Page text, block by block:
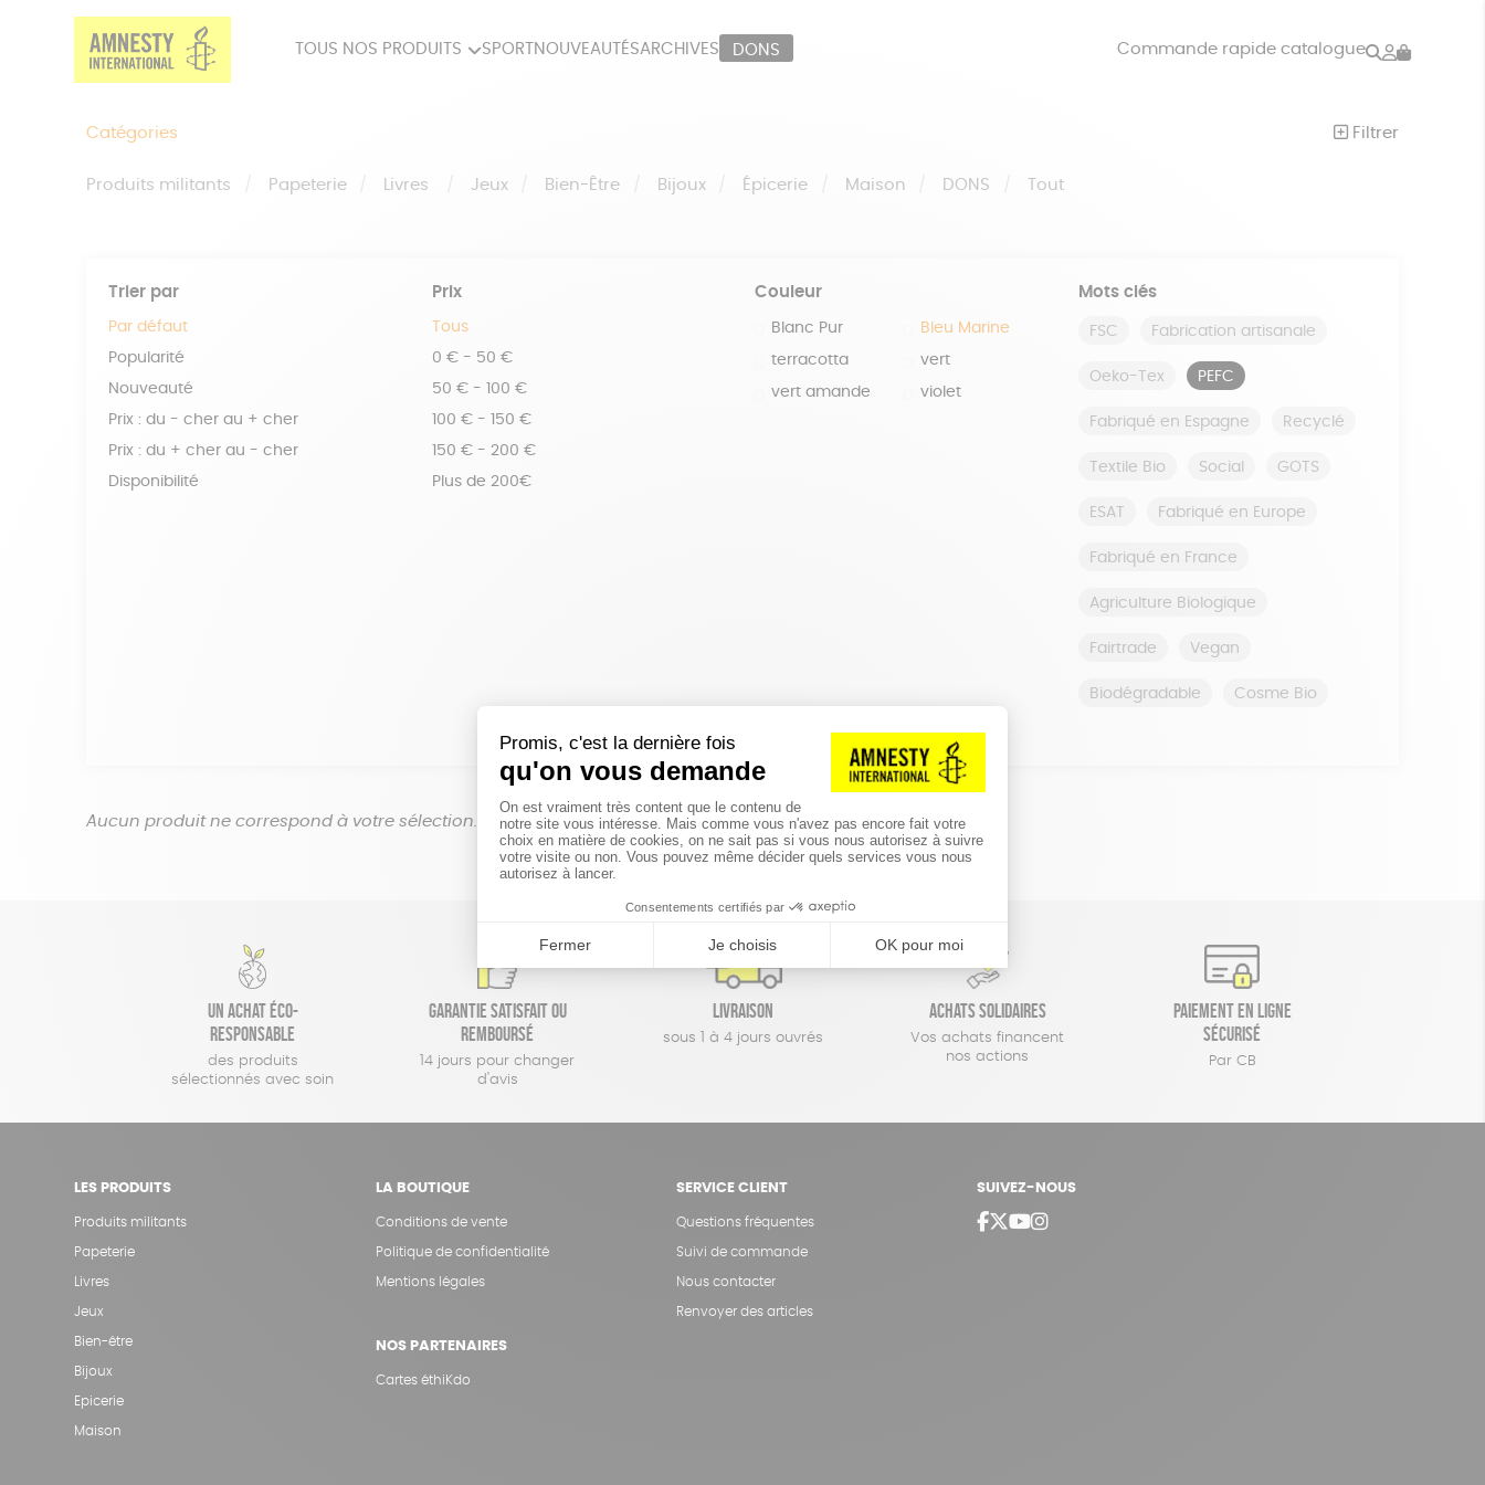
TOUS NOS PRODUITS SPORT NOUVEAUTÉSARCHIVES DONS Commande rapide catalogue Rechercher
Mon
Catégories Filtrer
Produits militants Papeterie Livres Jeux Bien-Être Bijoux Épicerie Maison DONS Tout
Trier par
Par défaut
Popularité
Nouveauté
Prix : du - cher au + cher
Prix : du + cher au - cher
Disponibilité
Prix
Tous
0 € - 50 €
50 € - 100 €
100 € - 150 €
150 € - 200 €
Plus de 200€
Couleur
Blanc Pur Bleu Marine
terracotta vert
vert amande violet
Mots clés
FSC Fabrication artisanale
Oeko-Tex PEFC
Fabriqué en Espagne Recyclé
Textile Bio Social GOTS
ESAT Fabriqué en Europe
Fabriqué en France
Agriculture Biologique
Fairtrade Vegan
Biodégradable Cosme Bio
Aucun produit ne correspond à votre sélection.
Un achat éco-
responsable
des produits
sélectionnés avec soin
Garantie satisfait ou
remboursé
14 jours pour changer
d'avis
Livraison
sous 1 à 4 jours ouvrés
Achats solidaires
Vos achats financent
nos actions
Paiement en ligne
sécurisé
Par CB
LES PRODUITS
Produits militants
Papeterie
Livres
Jeux
Bien-être
Bijoux
Epicerie
Maison
LA BOUTIQUE
Conditions de vente
Politique de confidentialité
Mentions légales
NOS PARTENAIRES
Cartes éthiKdo
SERVICE CLIENT
Questions fréquentes
Suivi de commande
Nous contacter
Renvoyer des articles
SUIVEZ-NOUS